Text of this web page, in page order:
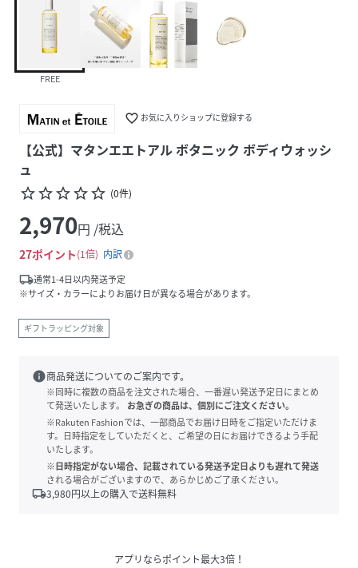
FREE
favorite_border お気に入りショップに登録する
【公式】マタンエエトアル ボタニック ボディウォッシ
ュ
star_borderstar_borderstar_borderstar_borderstar_border (0件)
2,970円 /税込
27ポイント 1倍
内訳
local_shipping通常1-4日以内発送予定
※サイズ・カラーによりお届け日が異なる場合があります。
ギフトラッピング対象
info商品発送についてのご案内です。
※同時に複数の商品を注文された場合、一番遅い発送予定日にまとめ
て発送いたします。
お急ぎの商品は、個別にご注文ください。
※Rakuten Fashionでは、一部商品でお届け日時をご指定いただけま
す。日時指定をしていただくと、ご希望の日にお届けできるよう手配
いたします。
※日時指定がない場合、記載されている発送予定日よりも遅れて発送
される場合がございますので、あらかじめご了承ください。
local_shipping3,980円以上の購入で送料無料
アプリならポイント最大3倍！